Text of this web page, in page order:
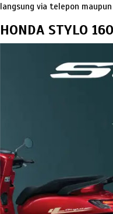
langsung via telepon
HONDA STYLO